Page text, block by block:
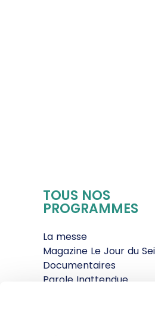
TOUS NOS
PROGRAMMES
La messe
Magazine Le Jour du
Documentaires
Parole Inattendue